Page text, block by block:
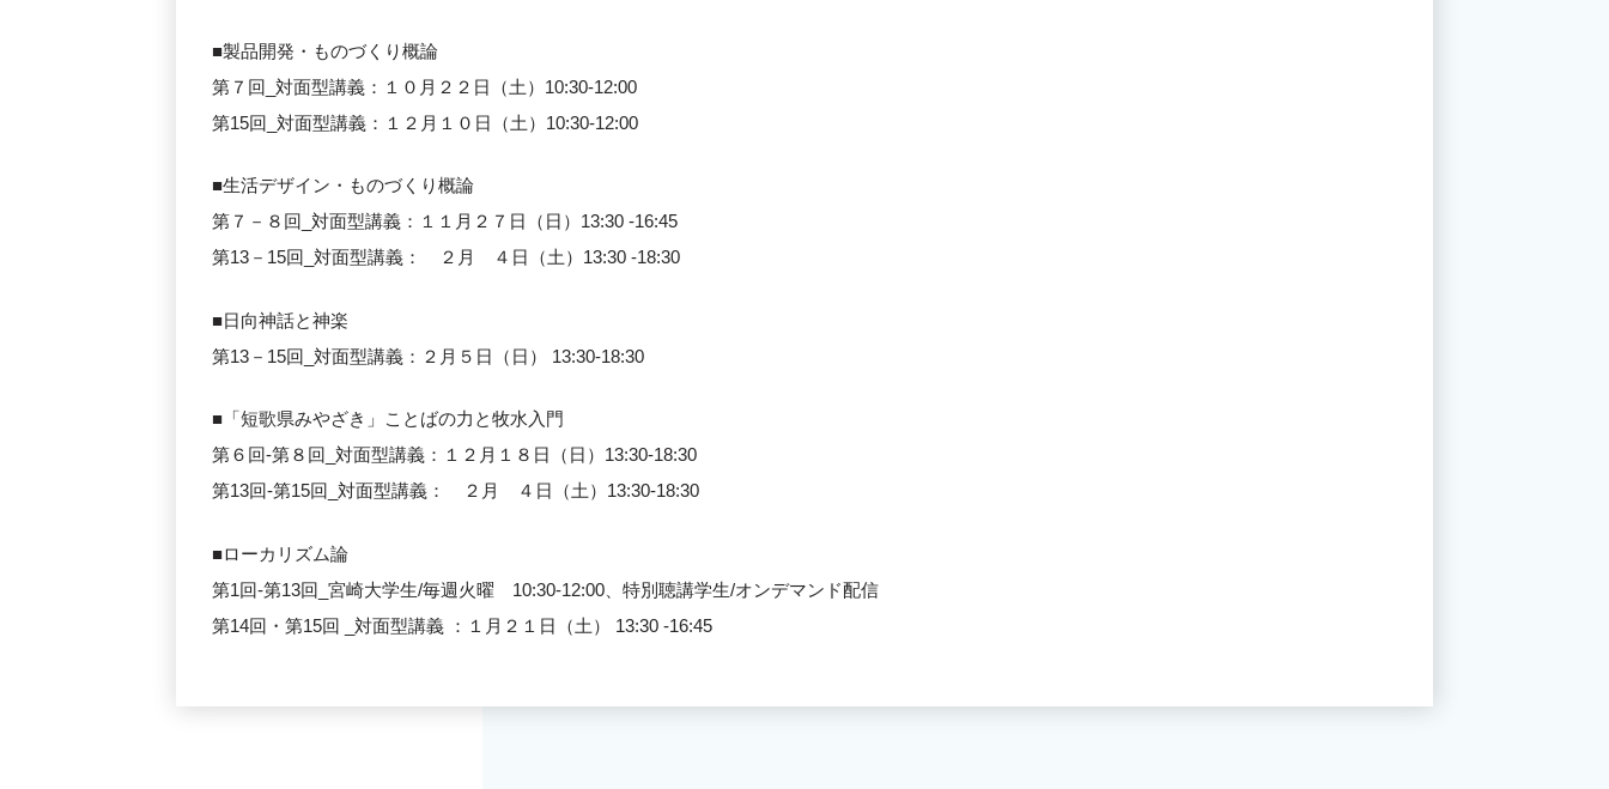
■製品開発・ものづくり概論
第７回_対面型講義：１０月２２日（土）10:30-12:00
第15回_対面型講義：１２月１０日（土）10:30-12:00
■生活デザイン・ものづくり概論
第７－８回_対面型講義：１１月２７日（日）13:30 -16:45
第13－15回_対面型講義： ２月 ４日（土）13:30 -18:30
■日向神話と神楽
第13－15回_対面型講義：２月５日（日） 13:30-18:30
■「短歌県みやざき」ことばの力と牧水入門
第６回-第８回_対面型講義：１２月１８日（日）13:30-18:30
第13回-第15回_対面型講義： ２月 ４日（土）13:30-18:30
■ローカリズム論
第1回-第13回_宮崎大学生/毎週火曜 10:30-12:00、特別聴講学生/オンデマンド配信
第14回・第15回 _対面型講義 ：１月２１日（土） 13:30 -16:45